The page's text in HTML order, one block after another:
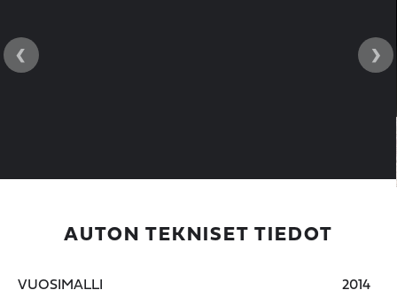
‹ ›
AUTON TEKNISET TIEDOT
VUOSIMALLI 2014